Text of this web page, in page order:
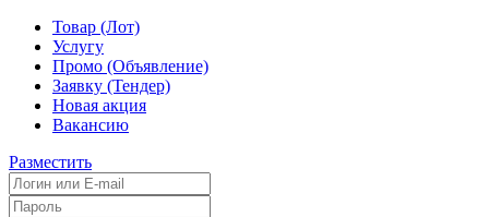
Товар (Лот)
Услугу
Промо (Объявление)
Заявку (Тендер)
Новая акция
Вакансию
Разместить